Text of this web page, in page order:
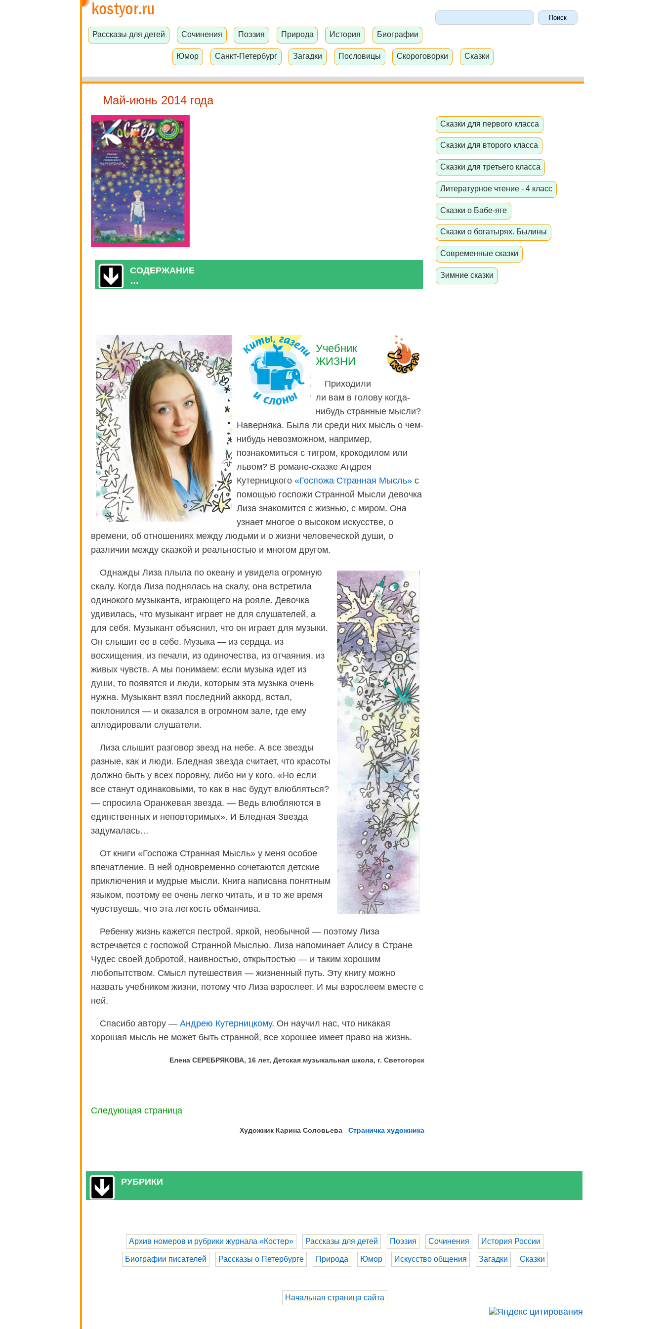
Рассказы для детей Сочинения Поэзия Природа История Биографии
Юмор Санкт-Петербург Загадки Пословицы Скороговорки Сказки
Май-июнь 2014 года
СОДЕРЖАНИЕ
…
Учебник
ЖИЗНИ
Приходили
ли вам в голову когда-
нибудь странные мысли?
Наверняка. Была ли среди них мысль о чем-
нибудь невозможном, например,
познакомиться с тигром, крокодилом или
львом? В романе-сказке Андрея
Кутерницкого «Госпожа Странная Мысль» с
помощью госпожи Странной Мысли девочка
Лиза знакомится с жизнью, с миром. Она
узнает многое о высоком искусстве, о
времени, об отношениях между людьми и о жизни человеческой души, о
различии между сказкой и реальностью и многом другом.
Однажды Лиза плыла по океану и увидела огромную
скалу. Когда Лиза поднялась на скалу, она встретила
одинокого музыканта, играющего на рояле. Девочка
удивилась, что музыкант играет не для слушателей, а
для себя. Музыкант объяснил, что он играет для музыки.
Он слышит ее в себе. Музыка — из сердца, из
восхищения, из печали, из одиночества, из отчаяния, из
живых чувств. А мы понимаем: если музыка идет из
души, то появятся и люди, которым эта музыка очень
нужна. Музыкант взял последний аккорд, встал,
поклонился — и оказался в огромном зале, где ему
аплодировали слушатели.
Лиза слышит разговор звезд на небе. А все звезды
разные, как и люди. Бледная звезда считает, что красоты
должно быть у всех поровну, либо ни у кого. «Но если
все станут одинаковыми, то как в нас будут влюбляться?
— спросила Оранжевая звезда. — Ведь влюбляются в
единственных и неповторимых». И Бледная Звезда
задумалась…
От книги «Госпожа Странная Мысль» у меня особое
впечатление. В ней одновременно сочетаются детские
приключения и мудрые мысли. Книга написана понятным
языком, поэтому ее очень легко читать, и в то же время
чувствуешь, что эта легкость обманчива.
Ребенку жизнь кажется пестрой, яркой, необычной — поэтому Лиза
встречается с госпожой Странной Мыслью. Лиза напоминает Алису в Стране
Чудес своей добротой, наивностью, открытостью — и таким хорошим
любопытством. Смысл путешествия — жизненный путь. Эту книгу можно
назвать учебником жизни, потому что Лиза взрослеет. И мы взрослеем вместе с
ней.
Спасибо автору — Андрею Кутерницкому. Он научил нас, что никакая
хорошая мысль не может быть странной, все хорошее имеет право на жизнь.
Елена СЕРЕБРЯКОВА, 16 лет, Детская музыкальная школа, г. Светогорск
Следующая страница
Художник КаринаСоловьева Страничка художника
Сказки для первого класса
Сказки для второго класса
Сказки для третьего класса
Литературное чтение - 4 класс
Сказки о Бабе-яге
Сказки о богатырях. Былины
Современные сказки
Зимние сказки
РУБРИКИ
Архив номеров и рубрики журнала «Костер» Рассказы для детей Поэзия Сочинения История России
Биографии писателей Рассказы о Петербурге Природа Юмор Искусство общения Загадки Сказки
Начальная страница сайта